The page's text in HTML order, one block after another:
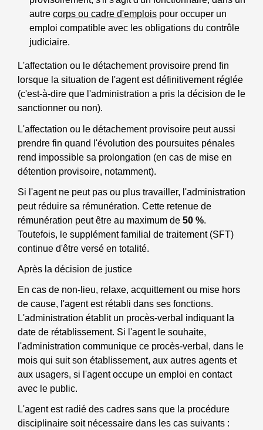
autre corps ou cadre d'emplois pour occuper un
emploi compatible avec les obligations du contrôle
judiciaire.
L'affectation ou le détachement provisoire prend fin
lorsque la situation de l'agent est définitivement réglée
(c'est-à-dire que l'administration a pris la décision de le
sanctionner ou non).
L'affectation ou le détachement provisoire peut aussi
prendre fin quand l'évolution des poursuites pénales
rend impossible sa prolongation (en cas de mise en
détention provisoire, notamment).
Si l'agent ne peut pas ou plus travailler, l'administration
peut réduire sa rémunération. Cette retenue de
rémunération peut être au maximum de 50 %.
Toutefois, le supplément familial de traitement (SFT)
continue d'être versé en totalité.
Après la décision de justice
En cas de non-lieu, relaxe, acquittement ou mise hors
de cause, l'agent est rétabli dans ses fonctions.
L'administration établit un procès-verbal indiquant la
date de rétablissement. Si l'agent le souhaite,
l'administration communique ce procès-verbal, dans le
mois qui suit son établissement, aux autres agents et
aux usagers, si l'agent occupe un emploi en contact
avec le public.
L'agent est radié des cadres sans que la procédure
disciplinaire soit nécessaire dans les cas suivants :